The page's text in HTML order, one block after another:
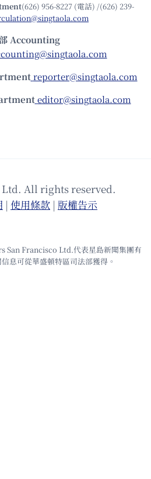
(626) 956-8227 (電話) /(626) 239-
Accounting
reporter@singtaola.com
editor@singtaola.com
Ltd. All rights reserved.
| 使⽤條款 | 版權告⽰
San Francisco Ltd.代表星島新聞集團有
息可從華盛頓特區司法部獲得。